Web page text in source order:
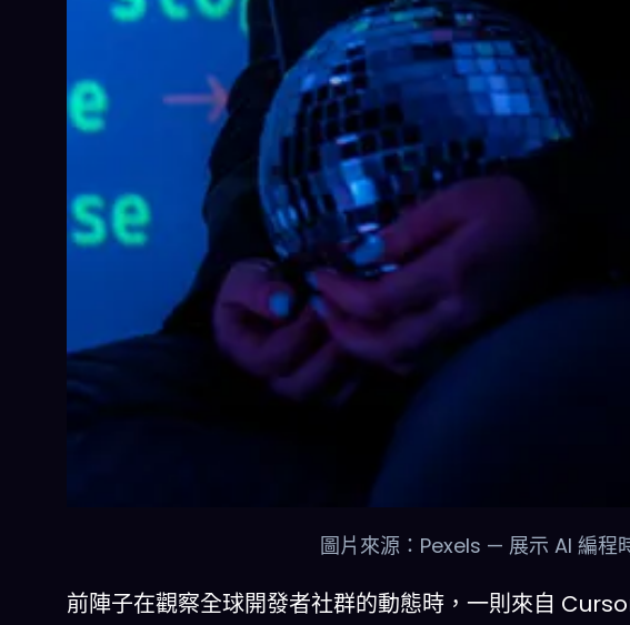
圖片來源：Pexels — 展示 AI 編程
前陣子在觀察全球開發者社群的動態時，一則來自